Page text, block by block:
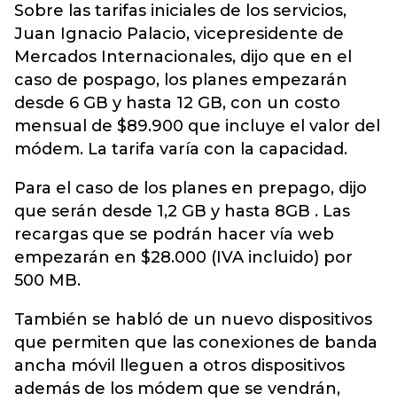
Sobre las tarifas iniciales de los servicios,
Juan Ignacio Palacio, vicepresidente de
Mercados Internacionales, dijo que en el
caso de pospago, los planes empezarán
desde 6 GB y hasta 12 GB, con un costo
mensual de $89.900 que incluye el valor del
módem. La tarifa varía con la capacidad.
Para el caso de los planes en prepago, dijo
que serán desde 1,2 GB y hasta 8GB . Las
recargas que se podrán hacer vía web
empezarán en $28.000 (IVA incluido) por
500 MB.
También se habló de un nuevo dispositivos
que permiten que las conexiones de banda
ancha móvil lleguen a otros dispositivos
además de los módem que se vendrán,